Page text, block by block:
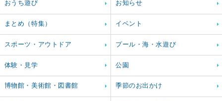
おうち遊び お知らせ
まとめ（特集） イベント
スポーツ・アウトドア プール・海・水遊び
体験・見学 公園
博物館・美術館・図書館 季節のお出かけ